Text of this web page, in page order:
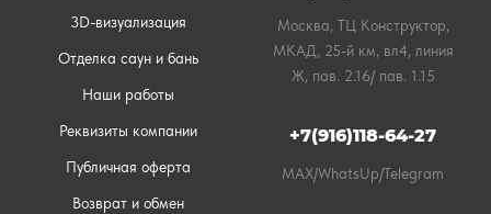
3D-визуализация
Отделка саун и бань
Наши работы
Реквизиты компании
Публичная оферта
Возврат и обмен
Москва, ТЦ Конструктор,
МКАД, 25-й км, вл4, линия
Ж, пав. 2.16/ пав. 1.15
+7(916)118-64-27
MAX/WhatsUp/Telegram